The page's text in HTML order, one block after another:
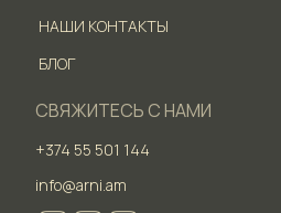
НАШИ КОНТАКТЫ
БЛОГ
СВЯЖИТЕСЬ С НАМИ
+374 55 501 144
info@arni.am